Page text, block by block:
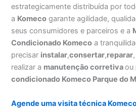
estrategicamente distribuída por
a Komeco garante agilidade,
seus consumidores e parceiros e a
Condicionado Komeco a
precisar instalar,consertar,reparar,
realizar a manutenção corretivaou
condicionado Komeco Parque do
Agende uma visita técnica